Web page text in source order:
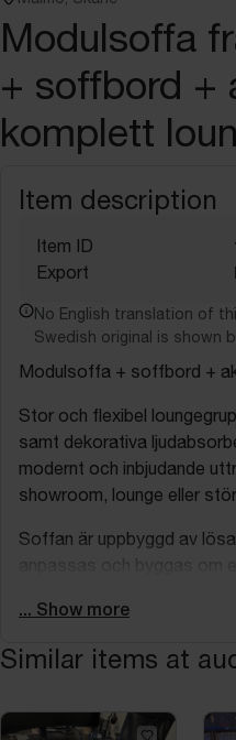
Modulsoffa
+ soffbord +
komplett
Item description
Item ID
Export
No English translation of
Swedish original is shown
Modulsoffa + soffbord +
Stor och flexibel
samt dekorativa
modernt och inbjudande
showroom, lounge eller
Soffan är uppbyggd av
anpassas och byggas om
Innehåll:
Modulsoffa (10 delar),
6 st sittmoduler med
... Show more
Similar items at